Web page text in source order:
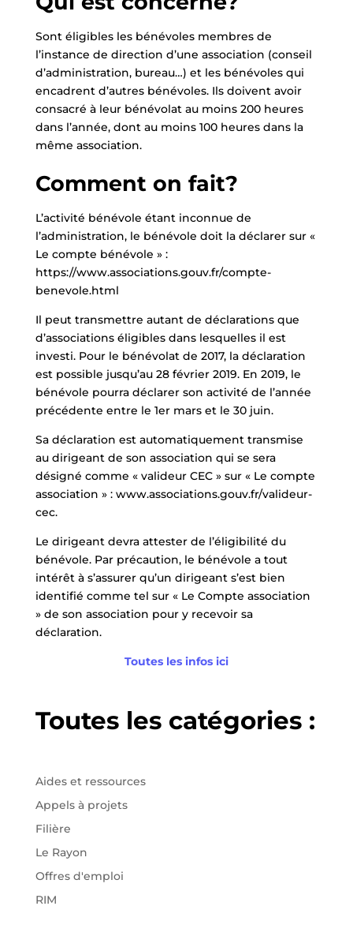
Sont éligibles les bénévoles membres de
l’instance de direction d’une association (conseil
d’administration, bureau…) et les bénévoles qui
encadrent d’autres bénévoles. Ils doivent avoir
consacré à leur bénévolat au moins 200 heures
dans l’année, dont au moins 100 heures dans la
même association.
Comment on fait?
L’activité bénévole étant inconnue de
l’administration, le bénévole doit la déclarer sur «
Le compte bénévole » :
https://www.associations.gouv.fr/compte-
benevole.html
Il peut transmettre autant de déclarations que
d’associations éligibles dans lesquelles il est
investi. Pour le bénévolat de 2017, la déclaration
est possible jusqu’au 28 février 2019. En 2019, le
bénévole pourra déclarer son activité de l’année
précédente entre le 1er mars et le 30 juin.
Sa déclaration est automatiquement transmise
au dirigeant de son association qui se sera
désigné comme « valideur CEC » sur « Le compte
association » : www.associations.gouv.fr/valideur-
cec.
Le dirigeant devra attester de l’éligibilité du
bénévole. Par précaution, le bénévole a tout
intérêt à s’assurer qu’un dirigeant s’est bien
identifié comme tel sur « Le Compte association
» de son association pour y recevoir sa
déclaration.
Toutes les infos ici
Toutes les catégories :
Aides et ressources
Appels à projets
Filière
Le Rayon
Offres d'emploi
RIM